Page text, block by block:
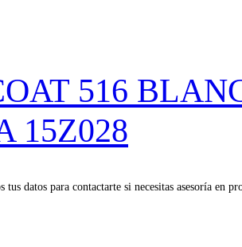
516
15Z028
tus datos para contactarte si necesitas asesoría en